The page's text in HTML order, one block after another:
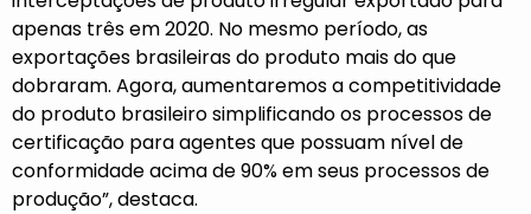
apenas três em 2020. No mesmo período, as
exportações brasileiras do produto mais do que
dobraram. Agora, aumentaremos a competitividade
do produto brasileiro simplificando os processos de
certificação para agentes que possuam nível de
conformidade acima de 90% em seus processos de
produção”, destaca.